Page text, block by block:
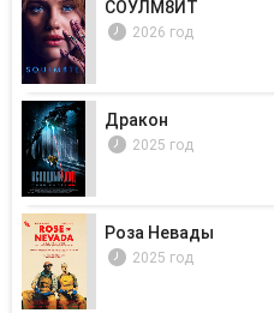
СОУЛМ8ЙТ
2026 год
Дракон
2025 год
Роза Невады
2025 год